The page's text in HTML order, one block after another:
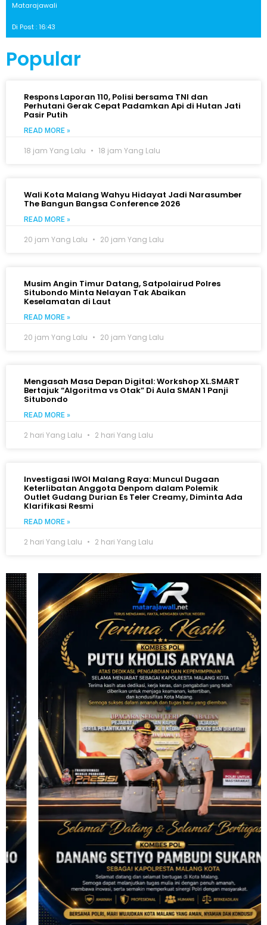
Matarajawali
Di Post : 16:43
Popular
Respons Laporan 110, Polisi bersama TNI dan
Perhutani Gerak Cepat Padamkan Api di Hutan Jati
Pasir Putih
READ MORE »
18 jam Yang Lalu 18 jam Yang Lalu
Wali Kota Malang Wahyu Hidayat Jadi Narasumber
The Bangun Bangsa Conference 2026
READ MORE »
20 jam Yang Lalu 20 jam Yang Lalu
Musim Angin Timur Datang, Satpolairud Polres
Situbondo Minta Nelayan Tak Abaikan
Keselamatan di Laut
READ MORE »
20 jam Yang Lalu 20 jam Yang Lalu
Mengasah Masa Depan Digital: Workshop XL.SMART
Bertajuk “Algoritma vs Otak” Di Aula SMAN 1 Panji
Situbondo
READ MORE »
2 hari Yang Lalu 2 hari Yang Lalu
Investigasi IWOI Malang Raya: Muncul Dugaan
Keterlibatan Anggota Denpom dalam Polemik
Outlet Gudang Durian Es Teler Creamy, Diminta Ada
Klarifikasi Resmi
READ MORE »
2 hari Yang Lalu 2 hari Yang Lalu